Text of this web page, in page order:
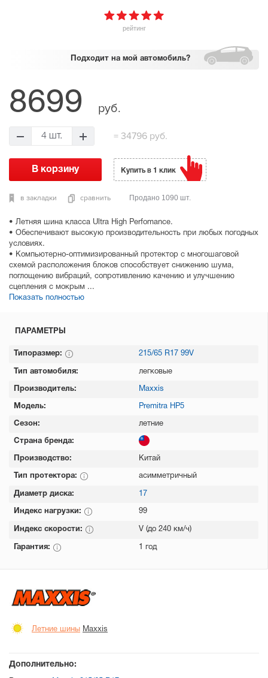
рейтинг
Подходит на мой автомобиль?
• Летняя шина класса Ultra High Perfomance.
• Обеспечивают высокую производительность при любых погодных
условиях.
• Компьютерно-оптимизированный протектор с многошаговой
схемой расположения блоков способствует снижению шума,
поглощению вибраций, сопротивлению качению и улучшению
сцепления с мокрым ...
Показать полностью
8699 руб.
4 шт. = 34796 руб.
в закладки сравнить
Купить в 1 клик
Продано 1090 шт.
ПАРАМЕТРЫ
Типоразмер: 215/65 R17 99V
Тип автомобиля: легковые
Производитель: Maxxis
Модель: Premitra HP5
Сезон: летние
Страна бренда:
Производство: Китай
Тип протектора: асимметричный
Диаметр диска: 17
Индекс нагрузки: 99
Индекс скорости: V (до 240 км/ч)
Гарантия: 1 год
Летние шины Maxxis
Дополнительно: